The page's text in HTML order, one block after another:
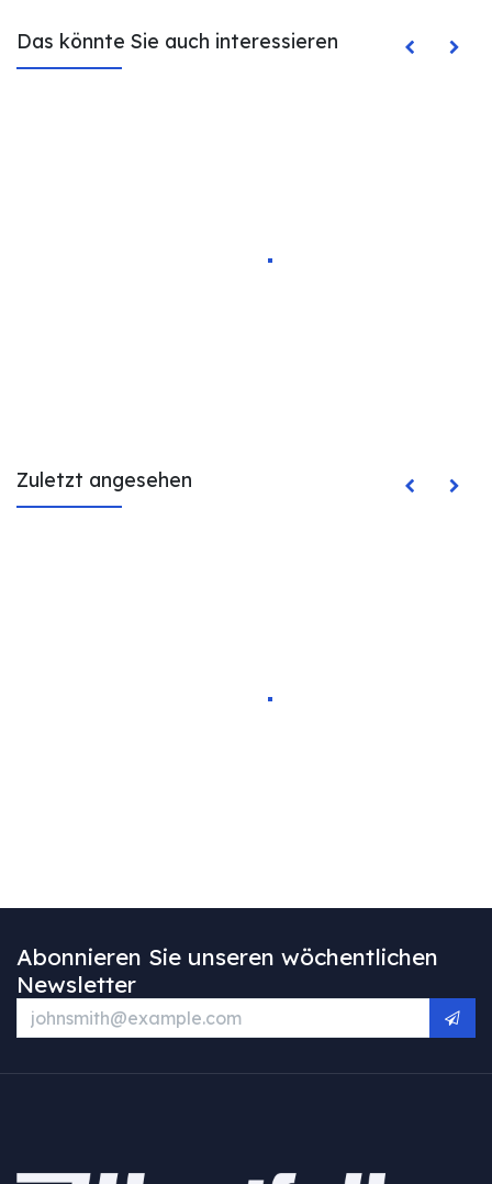
Das könnte Sie auch interessieren
Zuletzt angesehen
Abonnieren Sie unseren wöchentlichen
Newsletter